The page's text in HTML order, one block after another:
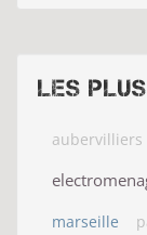
Les
aubervilliers
marseille